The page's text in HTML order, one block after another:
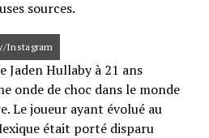
sources.
Instagram
Jaden Hullaby à 21 ans
onde de choc dans le monde
Le joueur ayant évolué au
était porté disparu